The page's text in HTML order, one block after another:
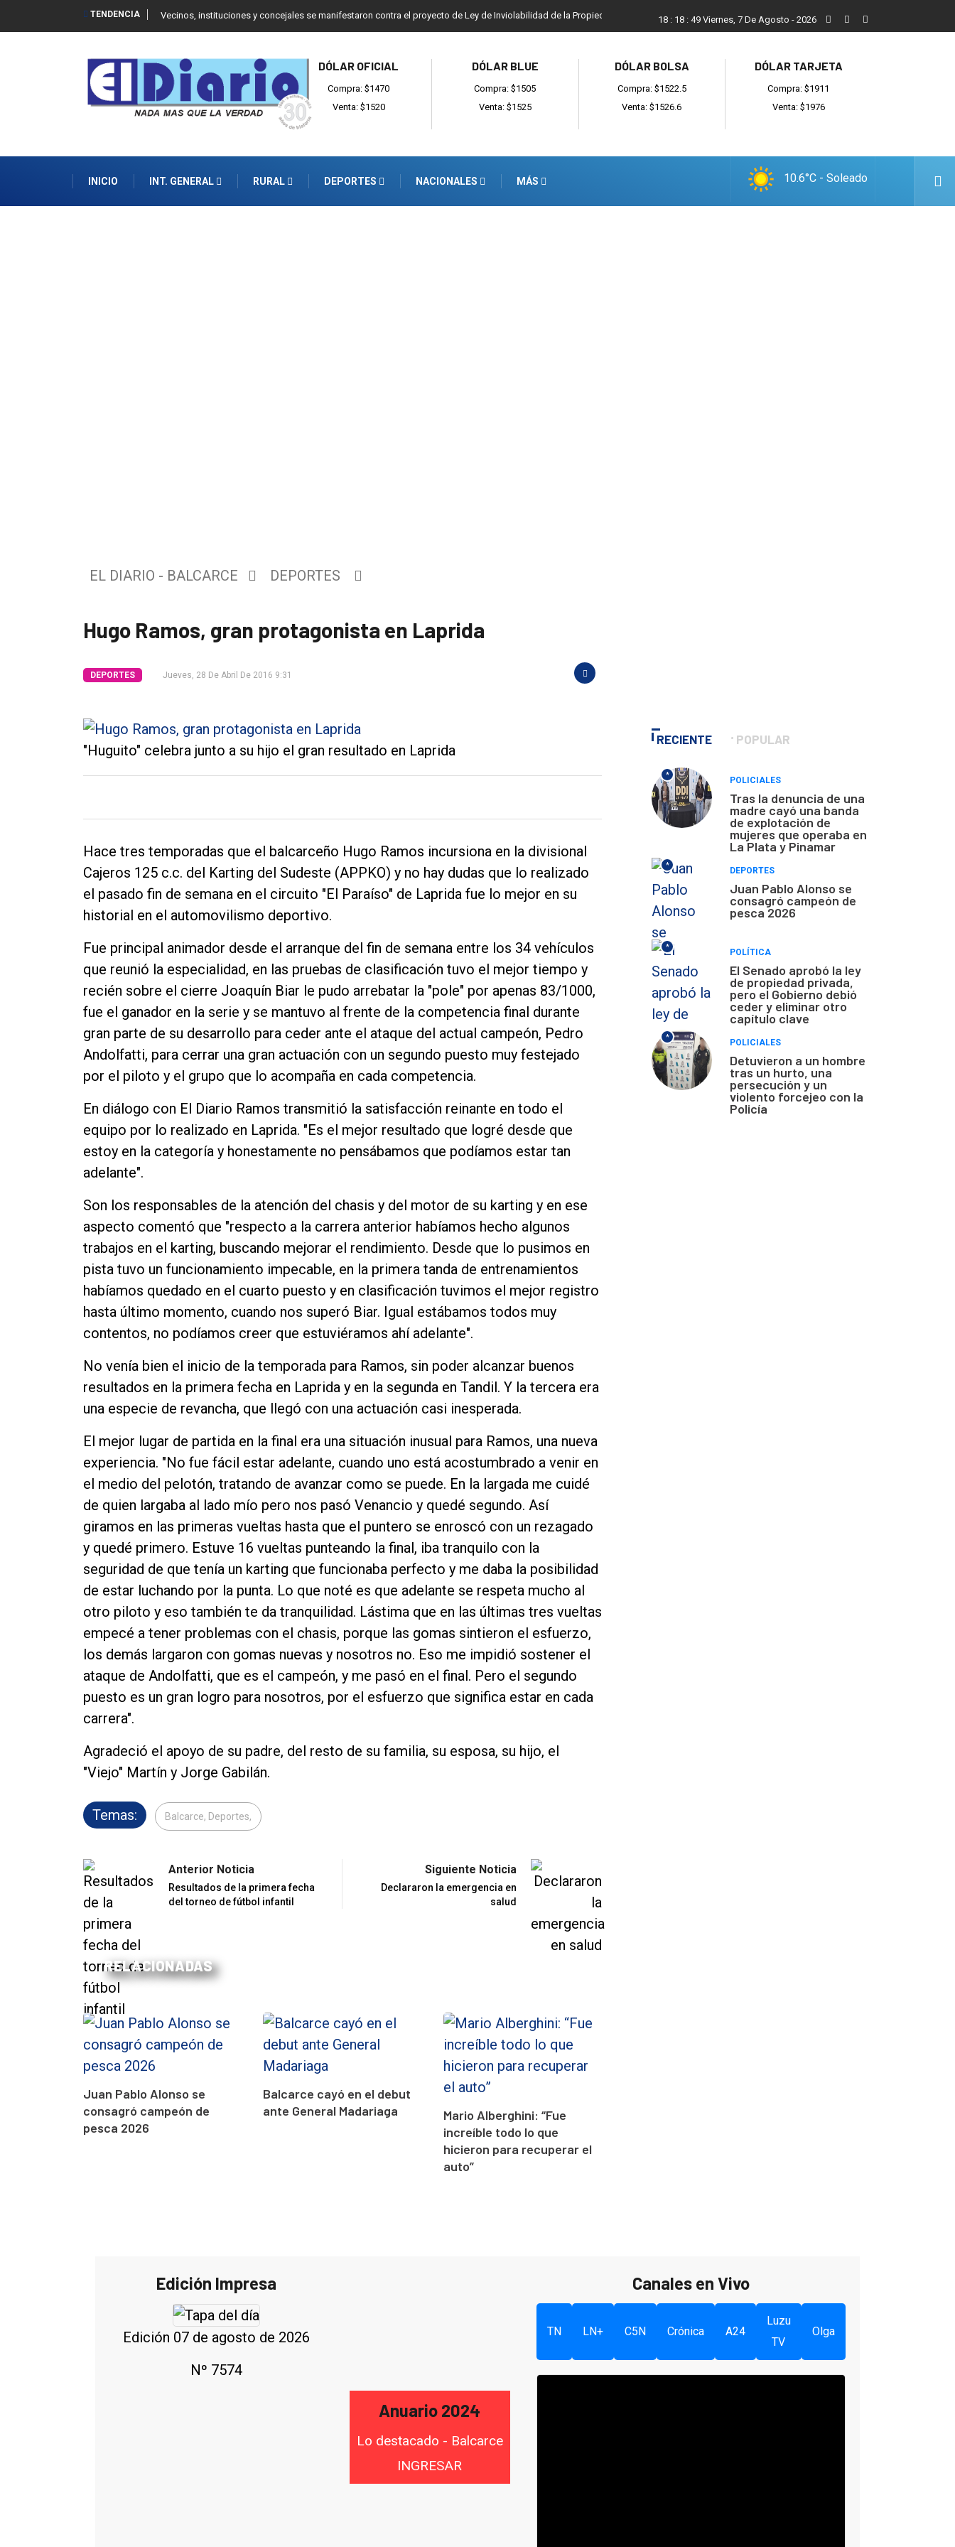
TENDENCIA Vecinos, instituciones y concejales se manifestaron contra el proyecto de Ley de Inviolabilidad de la Propiedad Privada Reino recibió a instituciones y confirmó gestiones para
18 : 18 : 50 Viernes, 7 De Agosto - 2026
DÓLAR OFICIAL
Compra: $1470
Venta: $1520
DÓLAR BLUE
Compra: $1505
Venta: $1525
DÓLAR BOLSA
Compra: $1522.5
Venta: $1526.6
DÓLAR TARJETA
Compra: $1911
Venta: $1976
INICIO INT. GENERAL RURAL DEPORTES NACIONALES MÁS 10.6°C - Soleado
Deportes
Fúnebres
Nosotros
Contacto
EL DIARIO - BALCARCE DEPORTES
Hugo Ramos, gran protagonista en Laprida
DEPORTES Jueves, 28 De Abril De 2016 9:31
"Huguito" celebra junto a su hijo el gran resultado en Laprida
Hace tres temporadas que el balcarceño Hugo Ramos incursiona en la divisional
Cajeros 125 c.c. del Karting del Sudeste (APPKO) y no hay dudas que lo realizado
el pasado fin de semana en el circuito "El Paraíso" de Laprida fue lo mejor en su
historial en el automovilismo deportivo.
Fue principal animador desde el arranque del fin de semana entre los 34 vehículos
que reunió la especialidad, en las pruebas de clasificación tuvo el mejor tiempo y
recién sobre el cierre Joaquín Biar le pudo arrebatar la "pole" por apenas 83/1000,
fue el ganador en la serie y se mantuvo al frente de la competencia final durante
gran parte de su desarrollo para ceder ante el ataque del actual campeón, Pedro
Andolfatti, para cerrar una gran actuación con un segundo puesto muy festejado
por el piloto y el grupo que lo acompaña en cada competencia.
En diálogo con El Diario Ramos transmitió la satisfacción reinante en todo el
equipo por lo realizado en Laprida. "Es el mejor resultado que logré desde que
estoy en la categoría y honestamente no pensábamos que podíamos estar tan
adelante".
Son los responsables de la atención del chasis y del motor de su karting y en ese
aspecto comentó que "respecto a la carrera anterior habíamos hecho algunos
trabajos en el karting, buscando mejorar el rendimiento. Desde que lo pusimos en
pista tuvo un funcionamiento impecable, en la primera tanda de entrenamientos
habíamos quedado en el cuarto puesto y en clasificación tuvimos el mejor registro
hasta último momento, cuando nos superó Biar. Igual estábamos todos muy
contentos, no podíamos creer que estuviéramos ahí adelante".
No venía bien el inicio de la temporada para Ramos, sin poder alcanzar buenos
resultados en la primera fecha en Laprida y en la segunda en Tandil. Y la tercera era
una especie de revancha, que llegó con una actuación casi inesperada.
El mejor lugar de partida en la final era una situación inusual para Ramos, una nueva
experiencia. "No fue fácil estar adelante, cuando uno está acostumbrado a venir en
el medio del pelotón, tratando de avanzar como se puede. En la largada me cuidé
de quien largaba al lado mío pero nos pasó Venancio y quedé segundo. Así
giramos en las primeras vueltas hasta que el puntero se enroscó con un rezagado
y quedé primero. Estuve 16 vueltas punteando la final, iba tranquilo con la
seguridad de que tenía un karting que funcionaba perfecto y me daba la posibilidad
de estar luchando por la punta. Lo que noté es que adelante se respeta mucho al
otro piloto y eso también te da tranquilidad. Lástima que en las últimas tres vueltas
empecé a tener problemas con el chasis, porque las gomas sintieron el esfuerzo,
los demás largaron con gomas nuevas y nosotros no. Eso me impidió sostener el
ataque de Andolfatti, que es el campeón, y me pasó en el final. Pero el segundo
puesto es un gran logro para nosotros, por el esfuerzo que significa estar en cada
carrera".
Agradeció el apoyo de su padre, del resto de su familia, su esposa, su hijo, el
"Viejo" Martín y Jorge Gabilán.
Temas: Balcarce, Deportes,
Anterior Noticia
Resultados de la primera fecha
del torneo de fútbol infantil
Siguiente Noticia
Declararon la emergencia en
salud
RELACIONADAS
Juan Pablo Alonso se
consagró campeón de
pesca 2026
Balcarce cayó en el debut
ante General Madariaga
Mario Alberghini: “Fue
increíble todo lo que
hicieron para recuperar el
auto”
RECIENTE POPULAR
*
POLICIALES
Tras la denuncia de una
madre cayó una banda
de explotación de
mujeres que operaba en
La Plata y Pinamar
*
DEPORTES
Juan Pablo Alonso se
consagró campeón de
pesca 2026
*
POLÍTICA
El Senado aprobó la ley
de propiedad privada,
pero el Gobierno debió
ceder y eliminar otro
capítulo clave
*
POLICIALES
Detuvieron a un hombre
tras un hurto, una
persecución y un
violento forcejeo con la
Policía
Edición Impresa
Edición 07 de agosto de 2026
Nº 7574
Anuario 2024
Lo destacado - Balcarce
INGRESAR
Canales en Vivo
TN LN+ C5N Crónica A24
Luzu
TV
Olga